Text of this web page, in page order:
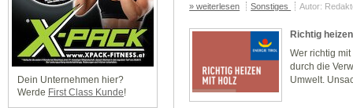
Dein Unternehmen hier?
Werde First Class Kunde!
» weiterlesen Sonstiges Autor:
Richtig
Wer richtig
durch die
Umwelt.